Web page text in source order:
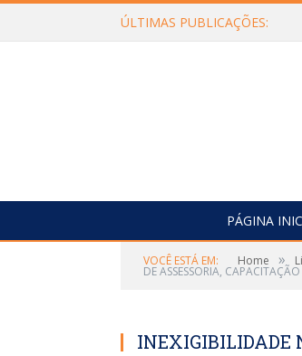
ÚLTIMAS PUBLICAÇÕES:
PÁGINA
VOCÊ ESTÁ EM: Home »
DE ASSESSORIA,
INEXIGIBILIDADE